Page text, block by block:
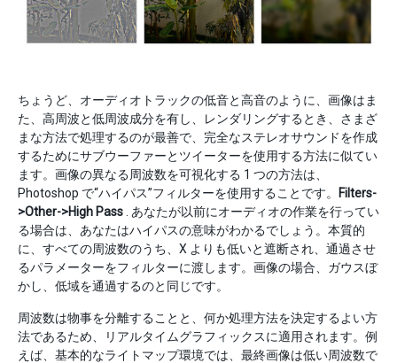
ちょうど、オーディオトラックの低音と高音のように、画像はま
た、高周波と低周波成分を有し、レンダリングするとき、さまざ
まな方法で処理するのが最善で、完全なステレオサウンドを作成
するためにサブウーファーとツイーターを使用する方法に似てい
ます。画像の異なる周波数を可視化する 1 つの方法は、
Photoshop で“ハイパス”フィルターを使用することです。
Filters-
>Other->High Pass . あなたが以前にオーディオの作業を行ってい
る場合は、あなたはハイパスの意味がわかるでしょう。本質的
に、すべての周波数のうち、X よりも低いと遮断され、通過させ
るパラメーターをフィルターに渡します。画像の場合、ガウスぼ
かし、低域を通過するのと同じです。
周波数は物事を分離することと、何か処理方法を決定するよい方
法であるため、リアルタイムグラフィックスに適用されます。例
えば、基本的なライトマップ環境では、最終画像は低い周波数で